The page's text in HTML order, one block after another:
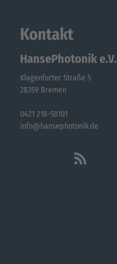
Kontakt
HansePhotonik e.V.
Klagenfurter Straße 5
28359 Bremen
0421 218-58101
info@hansephotonik.de